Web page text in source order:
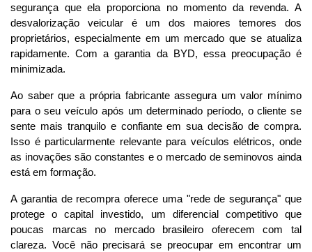
segurança que ela proporciona no momento da revenda. A
desvalorização veicular é um dos maiores temores dos
proprietários, especialmente em um mercado que se atualiza
rapidamente. Com a garantia da BYD, essa preocupação é
minimizada.
Ao saber que a própria fabricante assegura um valor mínimo
para o seu veículo após um determinado período, o cliente se
sente mais tranquilo e confiante em sua decisão de compra.
Isso é particularmente relevante para veículos elétricos, onde
as inovações são constantes e o mercado de seminovos ainda
está em formação.
A garantia de recompra oferece uma "rede de segurança" que
protege o capital investido, um diferencial competitivo que
poucas marcas no mercado brasileiro oferecem com tal
clareza. Você não precisará se preocupar em encontrar um